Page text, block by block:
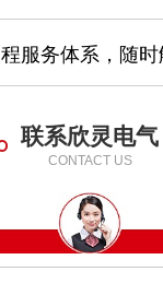
服务体系，随
联系欣灵电气
CONTACT US